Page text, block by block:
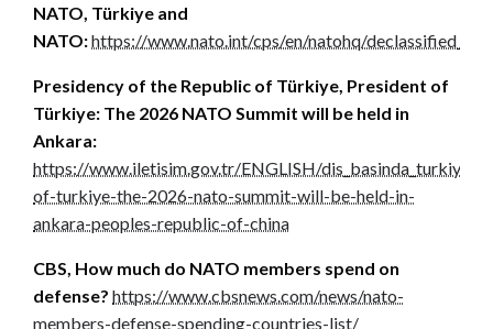
NATO, Türkiye and
NATO:https://www.nato.int/cps/en/natohq/
Presidency of the Republic of Türkiye, President of
Türkiye: The 2026 NATO Summit will be held in
Ankara:
https://www.iletisim.gov.tr/ENGLISH/dis_basinda_turkiye/
of-turkiye-the-2026-nato-summit-will-be-held-in-
ankara-peoples-republic-of-china
CBS, How much do NATO members spend on
defense? https://www.cbsnews.com/news/nato-
members-defense-spending-countries-list/